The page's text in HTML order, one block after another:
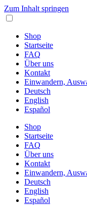
Zum Inhalt springen
Shop
Startseite
FAQ
Über uns
Kontakt
Einwandern,
Deutsch
English
Español
Shop
Startseite
FAQ
Über uns
Kontakt
Einwandern,
Deutsch
English
Español